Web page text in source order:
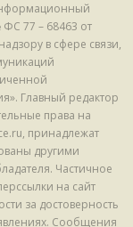
77 – 68463 от
в сфере связи,
Главный редактор
права на
принадлежат
другими
Частичное
на сайт
за достоверность
Сообщения